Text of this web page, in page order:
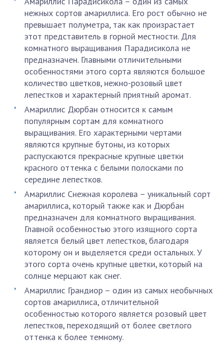
нежных сортов амариллиса. Его рост обычно не
превышает полуметра, так как произрастает
этот представитель в горной местности. Для
комнатного выращивания Парадисикола не
предназначен. Главными отличительными
особенностями этого сорта являются большое
количество цветков, нежно-розовый цвет
лепестков и характерный приятный аромат.
Амариллис Дюрбан относится к самым
популярным сортам для комнатного
выращивания. Его характерными чертами
являются крупные бутоны, из которых
распускаются прекрасные крупные цветки
красного оттенка с белыми полосками по
середине лепестков.
Амариллис Снежная королева – уникальный сорт
амариллиса, который также как и Дюрбан
предназначен для комнатного выращивания.
Главной особенностью этого изящного сорта
является белый цвет лепестков, благодаря
которому он и выделяется среди остальных. У
этого сорта очень крупные цветки, который на
солнце мерцают как снег.
Амариллис Грандиор – один из самых необычных
сортов амариллиса, отличительной
особенностью которого является розовый цвет
лепестков, переходящий от более светлого
оттенка к более темному.